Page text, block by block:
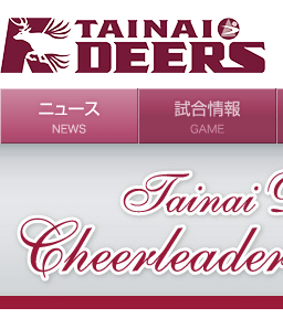
日程・結果
シーズンの流れ